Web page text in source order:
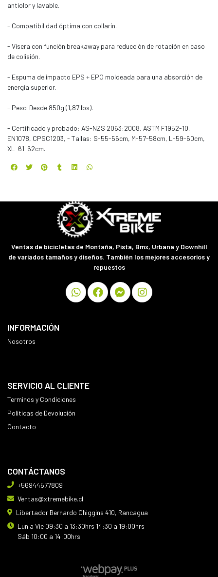
antiolor y lavable.
- Compatibilidad óptima con collarín.
- Visera con función breakaway para reducción de rotación en caso
de colisión.
- Espuma de impacto EPS + EPO moldeada para una absorción de
energía superior.
- Peso:Desde 850g (1,87 lbs).
- Certificado y probado: AS-NZS 2063:2008, ASTM F1952-10,
EN1078, CPSC1203, - Tallas: S-55-56cm, M-57-58cm, L-59-60cm,
XL-61-62cm.
Ventas de bicicletas de Montaña, Pista, Bmx, Urbana y Downhill
de variados tamaños y diseños. También los mejores accesorios y
repuestos
INFORMACIÓN
Nosotros
SERVICIO AL CLIENTE
Terminos y Condiciones
Políticas de Devolución
Contacto
CONTÁCTANOS
+56944577809
Ventas@xtremebike.cl
Libertador Bernardo Ohiggins 410, Rancagua
Lun a Vie 09:30 a 13:30hrs 14:30 a 19:00hrs
Sáb 10:00 a 14:00hrs